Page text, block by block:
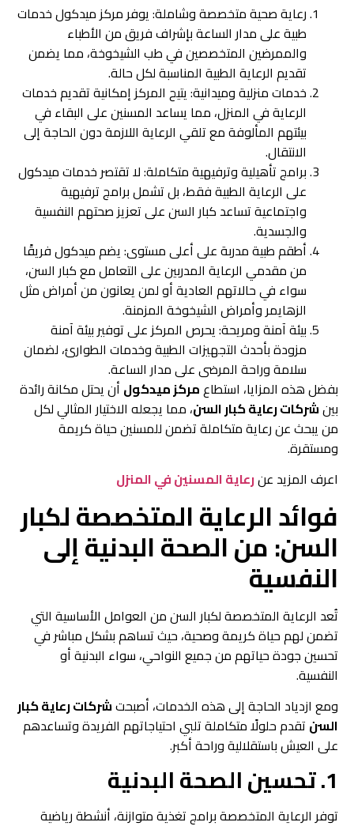
رعاية صحية متخصصة وشاملة: يوفر مركز ميدكول خدمات
طبية على مدار الساعة بإشراف فريق من الأطباء
والممرضين المتخصصين في طب الشيخوخة، مما يضمن
تقديم الرعاية الطبية المناسبة لكل حالة.
خدمات منزلية وميدانية: يتيح المركز إمكانية تقديم خدمات
الرعاية في المنزل، مما يساعد المسنين على البقاء في
بيئتهم المألوفة مع تلقي الرعاية اللازمة دون الحاجة إلى
الانتقال.
برامج تأهيلية وترفيهية متكاملة: لا تقتصر خدمات ميدكول
على الرعاية الطبية فقط، بل تشمل برامج ترفيهية
واجتماعية تساعد كبار السن على تعزيز صحتهم النفسية
والجسدية.
أطقم طبية مدربة على أعلى مستوى: يضم ميدكول فريقًا
من مقدمي الرعاية المدربين على التعامل مع كبار السن،
سواء في حالاتهم العادية أو لمن يعانون من أمراض مثل
الزهايمر وأمراض الشيخوخة المزمنة.
بيئة آمنة ومريحة: يحرص المركز على توفير بيئة آمنة
مزودة بأحدث التجهيزات الطبية وخدمات الطوارئ، لضمان
سلامة وراحة المرضى على مدار الساعة.
بفضل هذه المزايا، استطاعمركز ميدكول أن يحتل مكانة رائدة
بينشركات رعاية كبار السن، مما يجعله الاختيار المثالي لكل
من يبحث عن رعاية متكاملة تضمن للمسنين حياة كريمة
ومستقرة.
اعرف المزيد عنرعاية المسنين في المنزل
فوائد الرعاية المتخصصة لكبار
السن: من الصحة البدنية إلى
النفسية
تُعد الرعاية المتخصصة لكبار السن من العوامل الأساسية التي
تضمن لهم حياة كريمة وصحية، حيث تساهم بشكل مباشر في
تحسين جودة حياتهم من جميع النواحي، سواء البدنية أو
النفسية.
ومع ازدياد الحاجة إلى هذه الخدمات، أصبحتشركات رعاية كبار
السن تقدم حلولًا متكاملة تلبي احتياجاتهم الفريدة وتساعدهم
على العيش باستقلالية وراحة أكبر.
1. تحسين الصحة البدنية
توفر الرعاية المتخصصة برامج تغذية متوازنة، أنشطة رياضية